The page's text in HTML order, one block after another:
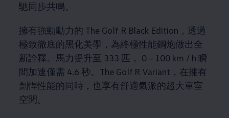
馳同步共鳴。
擁有強勁動力的 The Golf R Black Edition，透過
極致徹底的黑化美學，為終極性能鋼炮做出全
新詮釋。馬力提升至 333 匹， 0 – 100 km / h 瞬
間加速僅需 4.6 秒。The Golf R Variant，在擁有
剽悍性能的同時，也享有舒適氣派的超大車室
空間。